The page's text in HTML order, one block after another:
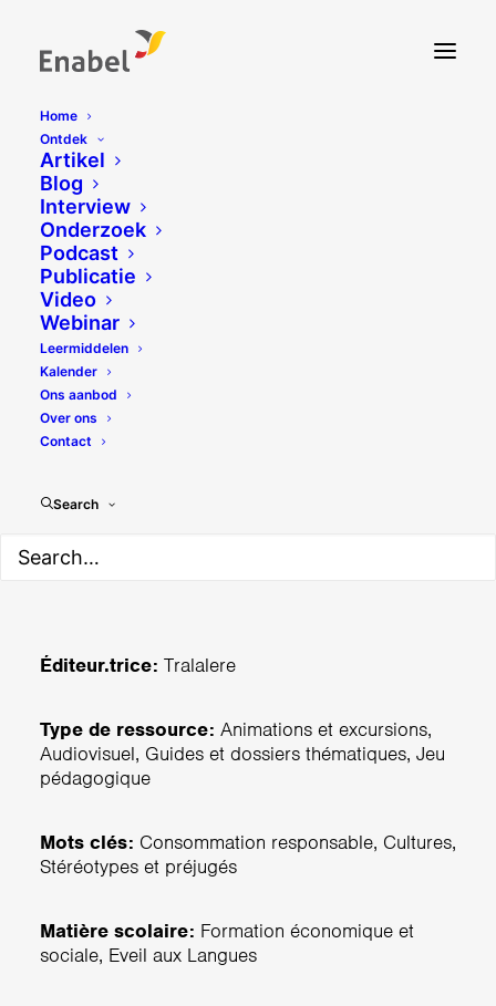
Home
Ontdek
Artikel
Blog
Interview
Onderzoek
Podcast
Publicatie
Video
Webinar
Leermiddelen
Kalender
Ons aanbod
Over ons
Contact
Search
Vinz et Lou
Éditeur.trice: Tralalere
Type de ressource: Animations et excursions,
Audiovisuel, Guides et dossiers thématiques, Jeu
pédagogique
Mots clés: Consommation responsable, Cultures,
Stéréotypes et préjugés
Matière scolaire: Formation économique et
sociale, Eveil aux Langues